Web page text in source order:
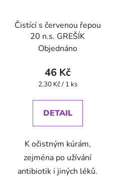
Čistící s červenou řepou
20 n.s. GREŠÍK
Objednáno
46 Kč
Měrná
2,30 Kč / 1 ks
DETAIL
K očistným kúrám,
zejména po užívání
antibiotik i jiných léků.